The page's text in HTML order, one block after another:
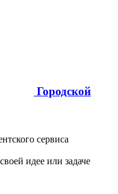
Городской
сервиса
идее или задаче